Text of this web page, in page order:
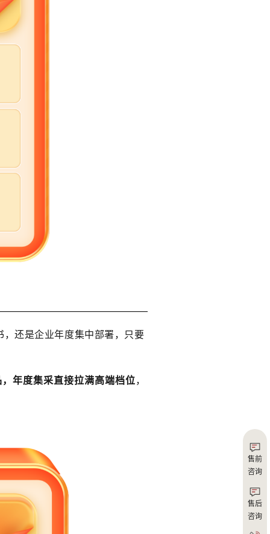
还是企业年度集中部署，只要
年度集采直接拉满高端档位，
售前
咨询
售后
咨询